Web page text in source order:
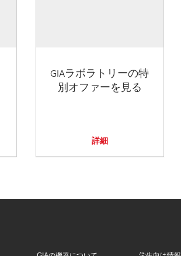
GIAラボラトリーの特
別オファーを見る
詳細